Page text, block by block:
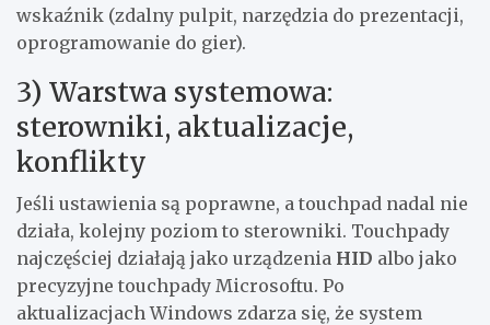
wskaźnik (zdalny pulpit, narzędzia do prezentacji,
oprogramowanie do gier).
3) Warstwa systemowa:
sterowniki, aktualizacje,
konflikty
Jeśli ustawienia są poprawne, a touchpad nadal nie
działa, kolejny poziom to sterowniki. Touchpady
najczęściej działają jako urządzenia HID albo jako
precyzyjne touchpady Microsoftu. Po
aktualizacjach Windows zdarza się, że system